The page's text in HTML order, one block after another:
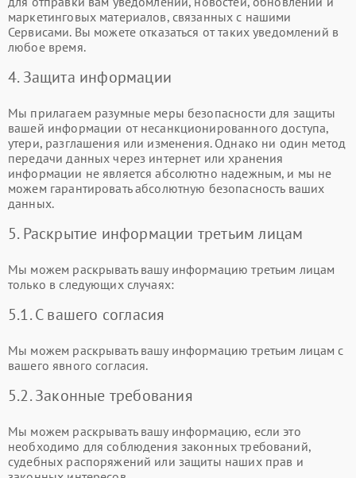
маркетинговых материалов, связанных с нашими
Сервисами. Вы можете отказаться от таких уведомлений в
любое время.
4. Защита информации
Мы прилагаем разумные меры безопасности для защиты
вашей информации от несанкционированного доступа,
утери, разглашения или изменения. Однако ни один метод
передачи данных через интернет или хранения
информации не является абсолютно надежным, и мы не
можем гарантировать абсолютную безопасность ваших
данных.
5. Раскрытие информации третьим лицам
Мы можем раскрывать вашу информацию третьим лицам
только в следующих случаях:
5.1. С вашего согласия
Мы можем раскрывать вашу информацию третьим лицам с
вашего явного согласия.
5.2. Законные требования
Мы можем раскрывать вашу информацию, если это
необходимо для соблюдения законных требований,
судебных распоряжений или защиты наших прав и